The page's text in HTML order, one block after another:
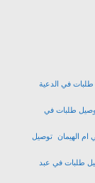
في الدعية
طلبات في
الهيمان توصيل
طلبات في عبد